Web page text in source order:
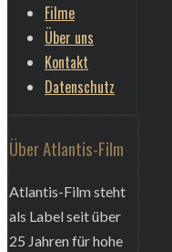
Filme
Über uns
Kontakt
Datenschutz
Über Atlantis-Film
Atlantis-Film steht
als Label seit über
25 Jahren für hohe